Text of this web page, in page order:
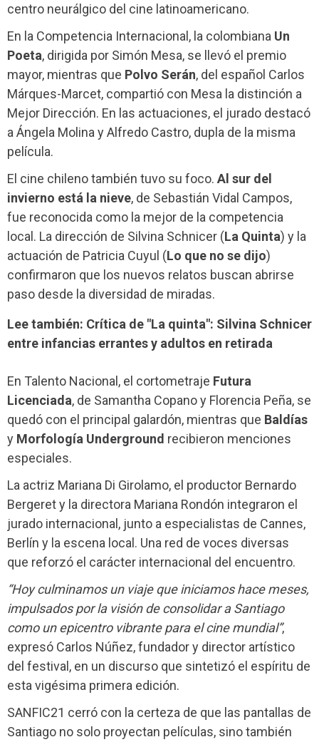
centro neurálgico del cine latinoamericano.
En la Competencia Internacional, la colombiana Un
Poeta, dirigida por Simón Mesa, se llevó el premio
mayor, mientras que Polvo Serán, del español Carlos
Márques-Marcet, compartió con Mesa la distinción a
Mejor Dirección. En las actuaciones, el jurado destacó
a Ángela Molina y Alfredo Castro, dupla de la misma
película.
El cine chileno también tuvo su foco. Al sur del
invierno está la nieve, de Sebastián Vidal Campos,
fue reconocida como la mejor de la competencia
local. La dirección de Silvina Schnicer (La Quinta) y la
actuación de Patricia Cuyul (Lo que no se dijo)
confirmaron que los nuevos relatos buscan abrirse
paso desde la diversidad de miradas.
Lee también: Crítica de "La quinta": Silvina Schnicer
entre infancias errantes y adultos en retirada
En Talento Nacional, el cortometraje Futura
Licenciada, de Samantha Copano y Florencia Peña, se
quedó con el principal galardón, mientras que Baldías
y Morfología Underground recibieron menciones
especiales.
La actriz Mariana Di Girolamo, el productor Bernardo
Bergeret y la directora Mariana Rondón integraron el
jurado internacional, junto a especialistas de Cannes,
Berlín y la escena local. Una red de voces diversas
que reforzó el carácter internacional del encuentro.
“Hoy culminamos un viaje que iniciamos hace meses,
impulsados por la visión de consolidar a Santiago
como un epicentro vibrante para el cine mundial”,
expresó Carlos Núñez, fundador y director artístico
del festival, en un discurso que sintetizó el espíritu de
esta vigésima primera edición.
SANFIC21 cerró con la certeza de que las pantallas de
Santiago no solo proyectan películas, sino también